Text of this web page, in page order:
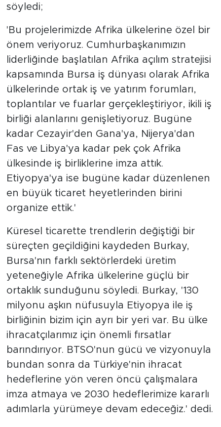
söyledi;
'Bu projelerimizde Afrika ülkelerine özel bir
önem veriyoruz. Cumhurbaşkanımızın
liderliğinde başlatılan Afrika açılım stratejisi
kapsamında Bursa iş dünyası olarak Afrika
ülkelerinde ortak iş ve yatırım forumları,
toplantılar ve fuarlar gerçekleştiriyor, ikili iş
birliği alanlarını genişletiyoruz. Bugüne
kadar Cezayir'den Gana'ya, Nijerya'dan
Fas ve Libya'ya kadar pek çok Afrika
ülkesinde iş birliklerine imza attık.
Etiyopya'ya ise bugüne kadar düzenlenen
en büyük ticaret heyetlerinden birini
organize ettik.'
Küresel ticarette trendlerin değiştiği bir
süreçten geçildiğini kaydeden Burkay,
Bursa'nın farklı sektörlerdeki üretim
yeteneğiyle Afrika ülkelerine güçlü bir
ortaklık sunduğunu söyledi. Burkay, '130
milyonu aşkın nüfusuyla Etiyopya ile iş
birliğinin bizim için ayrı bir yeri var. Bu ülke
ihracatçılarımız için önemli fırsatlar
barındırıyor. BTSO'nun gücü ve vizyonuyla
bundan sonra da Türkiye'nin ihracat
hedeflerine yön veren öncü çalışmalara
imza atmaya ve 2030 hedeflerimize kararlı
adımlarla yürümeye devam edeceğiz.' dedi.